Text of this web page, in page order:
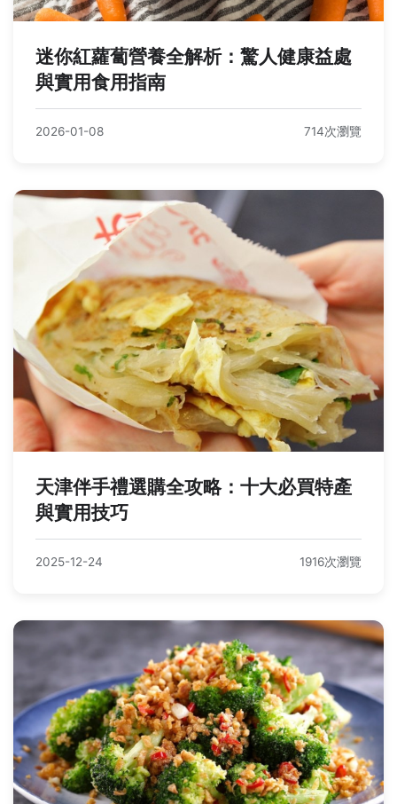
迷你紅蘿蔔營養全解析：驚人健康益處
與實用食用指南
2026-01-08 714次瀏覽
天津伴手禮選購全攻略：十大必買特產
與實用技巧
2025-12-24 1916次瀏覽